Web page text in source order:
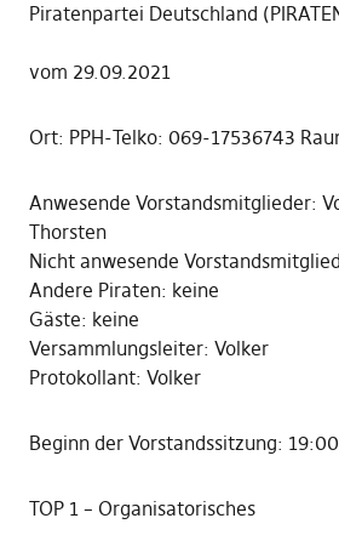
Piratenpartei Deutschland
vom 29.09.2021
Ort: PPH-Telko: 069-17536743
Anwesende Vorstandsmitglieder:
Thorsten
Nicht anwesende
Andere Piraten: keine
Gäste: keine
Versammlungsleiter: Volker
Protokollant: Volker
Beginn der Vorstandssitzung:
TOP 1 – Organisatorisches